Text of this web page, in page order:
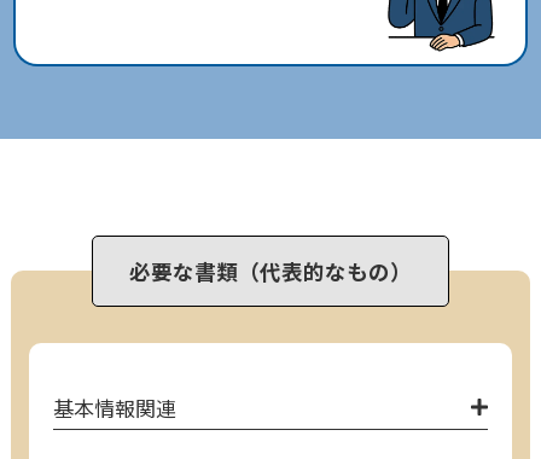
必要な書類（代表的なもの）
基本情報関連